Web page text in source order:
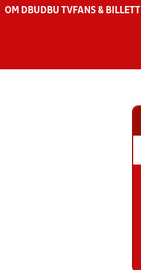
OM DBU DBU TV FANS &